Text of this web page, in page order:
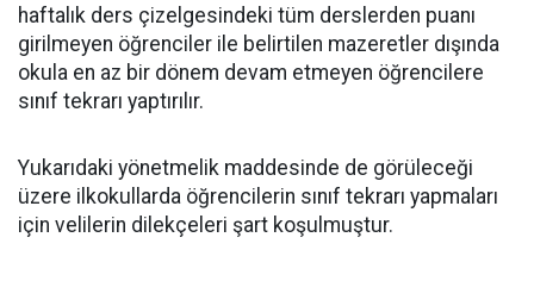
haftalık ders çizelgesindeki tüm derslerden puanı
girilmeyen öğrenciler ile belirtilen mazeretler dışında
okula en az bir dönem devam etmeyen öğrencilere
sınıf tekrarı yaptırılır.
Yukarıdaki yönetmelik maddesinde de görüleceği
üzere ilkokullarda öğrencilerin sınıf tekrarı yapmaları
için velilerin dilekçeleri şart koşulmuştur.